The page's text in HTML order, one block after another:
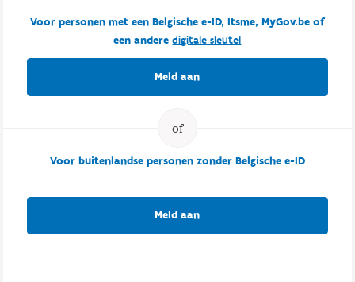
Voor personen met een Belgische e-ID, Itsme, MyGov.be of
een anderedigitale sleutel
Meld aan
Voor buitenlandse personen zonder Belgische e-ID
Meld aan